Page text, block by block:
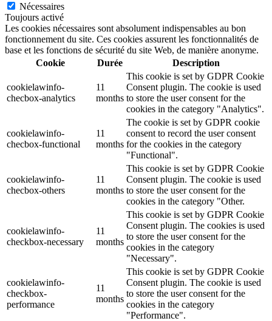
Nécessaires
Toujours activé
Les cookies nécessaires sont absolument indispensables au bon
fonctionnement du site. Ces cookies assurent les fonctionnalités de
base et les fonctions de sécurité du site Web, de manière anonyme.
Cookie
Durée Description
cookielawinfo-
checbox-analytics
11
months
This cookie is set by GDPR Cookie
Consent plugin. The cookie is used
to store the user consent for the
cookies in the category "Analytics".
cookielawinfo-
checbox-functional
11
months
The cookie is set by GDPR cookie
consent to record the user consent
for the cookies in the category
"Functional".
cookielawinfo-
checbox-others
11
months
This cookie is set by GDPR Cookie
Consent plugin. The cookie is used
to store the user consent for the
cookies in the category "Other.
cookielawinfo-
checkbox-necessary
11
months
This cookie is set by GDPR Cookie
Consent plugin. The cookies is used
to store the user consent for the
cookies in the category
"Necessary".
cookielawinfo-
checkbox-
performance
11
months
This cookie is set by GDPR Cookie
Consent plugin. The cookie is used
to store the user consent for the
cookies in the category
"Performance".